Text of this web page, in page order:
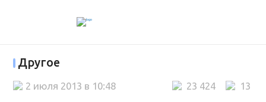
Другое
13
23 424
2 июля 2013 в 10:48